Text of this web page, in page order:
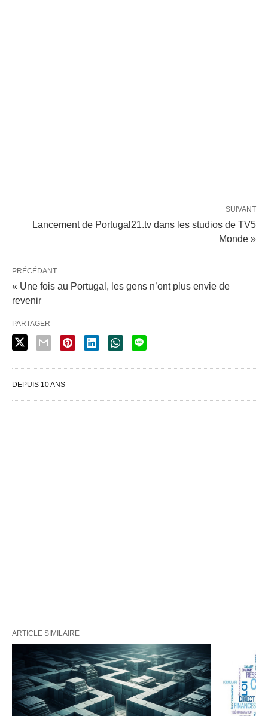
SUIVANT
Lancement de Portugal21.tv dans les studios de TV5
Monde »
PRÉCÉDANT
« Une fois au Portugal, les gens n’ont plus envie de
revenir
PARTAGER
DEPUIS 10 ANS
ARTICLE SIMILAIRE